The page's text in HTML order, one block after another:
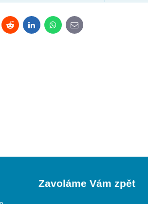
RedditLinkedInWhatsApp
E-
mail
Zavoláme Vám zpět